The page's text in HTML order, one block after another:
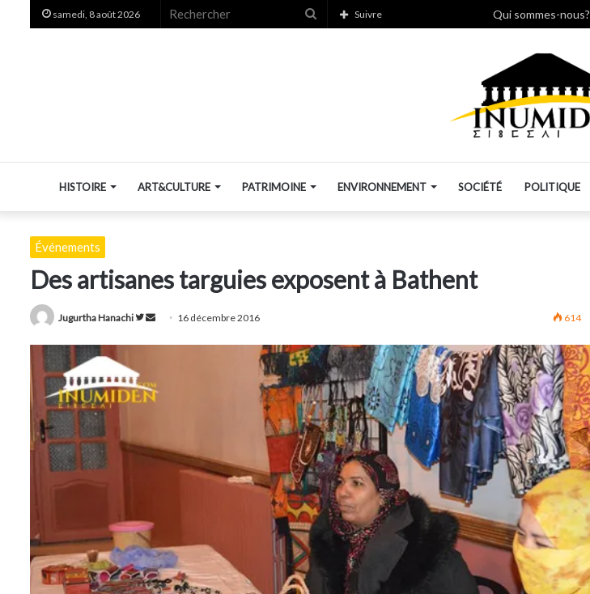
samedi, 8 août 2026 Rechercher
Suivre Qui sommes-nous?
HISTOIRE ART&CULTURE PATRIMOINE ENVIRONNEMENT SOCIÉTÉ POLITIQUE
Événements
Des artisanes targuies exposent à Bathent
Jugurtha Hanachi
Suivre
Envoyer16 décembre 2016 614